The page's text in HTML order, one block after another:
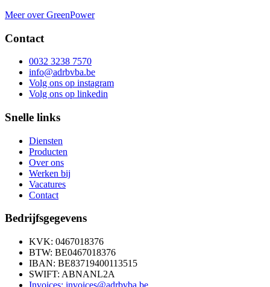
Meer over GreenPower
Contact
0032 3238 7570
info@adrbvba.be
Volg ons op instagram
Volg ons op linkedin
Snelle links
Diensten
Producten
Over ons
Werken bij
Vacatures
Contact
Bedrijfsgegevens
KVK: 0467018376
BTW: BE0467018376
IBAN: BE83719400113515
SWIFT: ABNANL2A